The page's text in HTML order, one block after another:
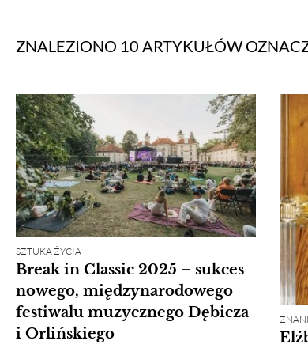
ZNALEZIONO 10 ARTYKUŁÓW
SZTUKA ŻYCIA
Break in Classic 2025 – sukces
nowego, międzynarodowego
festiwalu muzycznego Dębicza
i Orlińskiego